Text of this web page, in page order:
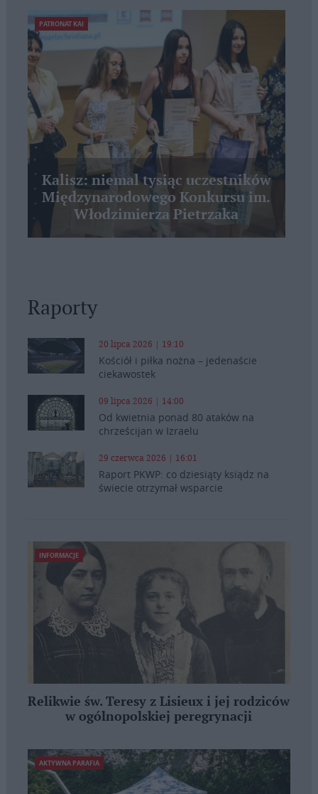
PATRONAT KAI
Kalisz: niemal tysiąc uczestników
Międzynarodowego Konkursu im.
Włodzimierza Pietrzaka
Raporty
20 lipca 2026 | 19:10
Kościół i piłka nożna – jedenaście
ciekawostek
09 lipca 2026 | 14:00
Od kwietnia ponad 80 ataków na
chrześcijan w Izraelu
29 czerwca 2026 | 16:01
Raport PKWP: co dziesiąty ksiądz na
świecie otrzymał wsparcie
INFORMACJE
Relikwie św. Teresy z Lisieux i jej rodziców
w ogólnopolskiej peregrynacji
AKTYWNA PARAFIA